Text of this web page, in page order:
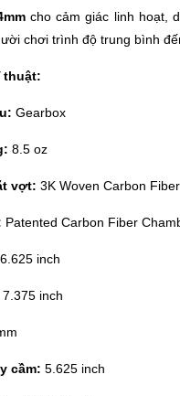
cho cảm giác linh hoạt,
chơi trình độ trung bình
thuật:
Gearbox
8.5 oz
vợt: 3K Woven Carbon
Patented Carbon Fiber
inch
7.375 inch
cầm: 5.625 inch